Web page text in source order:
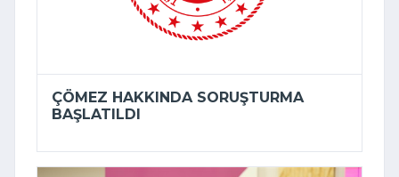
ÇÖMEZ HAKKINDA SORUŞTURMA
BAŞLATILDI